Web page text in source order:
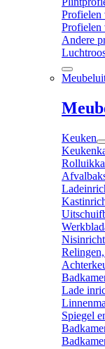
Profielen
Profielen
Andere
Keuken
Lade
Spiegel